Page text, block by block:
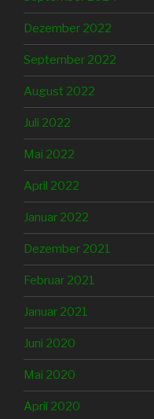
Dezember 2022
September 2022
August 2022
Juli 2022
Mai 2022
April 2022
Januar 2022
Dezember 2021
Februar 2021
Januar 2021
Juni 2020
Mai 2020
April 2020